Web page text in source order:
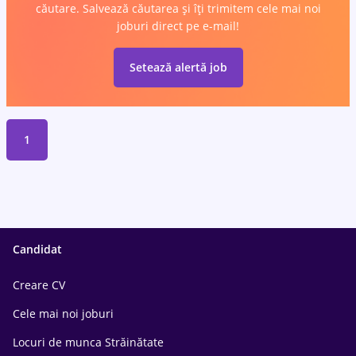
căutare. Salvează căutarea și îți trimitem cele mai noi
joburi direct pe e-mail!
Setează alertă job
1
Candidat
Creare CV
Cele mai noi joburi
Locuri de munca Străinătate